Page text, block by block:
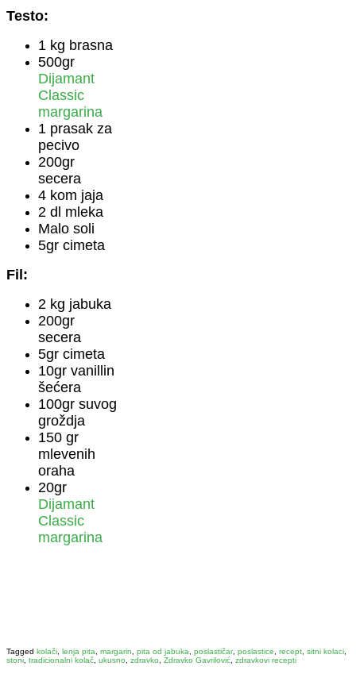
Testo:
1 kg brasna
500gr
Dijamant
Classic
margarina
1 prasak za
pecivo
200gr
secera
4 kom jaja
2 dl mleka
Malo soli
5gr cimeta
Fil:
2 kg jabuka
200gr
secera
5gr cimeta
10gr vanillin
šećera
100gr suvog
groždja
150 gr
mlevenih
oraha
20gr
Dijamant
Classic
margarina
Tagged kolači lenja pita margarin pita od jabuka poslastičar, poslastice recept sitni kolaci
stoni tradicionalni kolač ukusno zdravko Zdravko Gavrilović zdravkovi recepti